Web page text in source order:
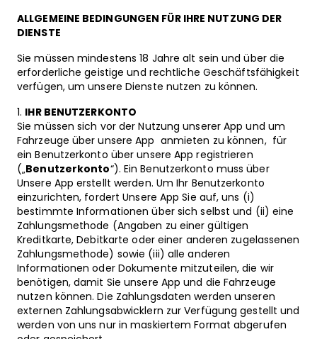
ALLGEMEINE BEDINGUNGEN FÜR IHRE NUTZUNG DER
DIENSTE
Sie müssen mindestens 18 Jahre alt sein und über die
erforderliche geistige und rechtliche Geschäftsfähigkeit
verfügen, um unsere Dienste nutzen zu können.
IHR BENUTZERKONTO
Sie müssen sich vor der Nutzung unserer App und um
Fahrzeuge über unsere App anmieten zu können, für
ein Benutzerkonto über unsere App registrieren
(„Benutzerkonto“). Ein Benutzerkonto muss über
Unsere App erstellt werden. Um Ihr Benutzerkonto
einzurichten, fordert Unsere App Sie auf, uns (i)
bestimmte Informationen über sich selbst und (ii) eine
Zahlungsmethode (Angaben zu einer gültigen
Kreditkarte, Debitkarte oder einer anderen zugelassenen
Zahlungsmethode) sowie (iii) alle anderen
Informationen oder Dokumente mitzuteilen, die wir
benötigen, damit Sie unsere App und die Fahrzeuge
nutzen können. Die Zahlungsdaten werden unseren
externen Zahlungsabwicklern zur Verfügung gestellt und
werden von uns nur in maskiertem Format abgerufen